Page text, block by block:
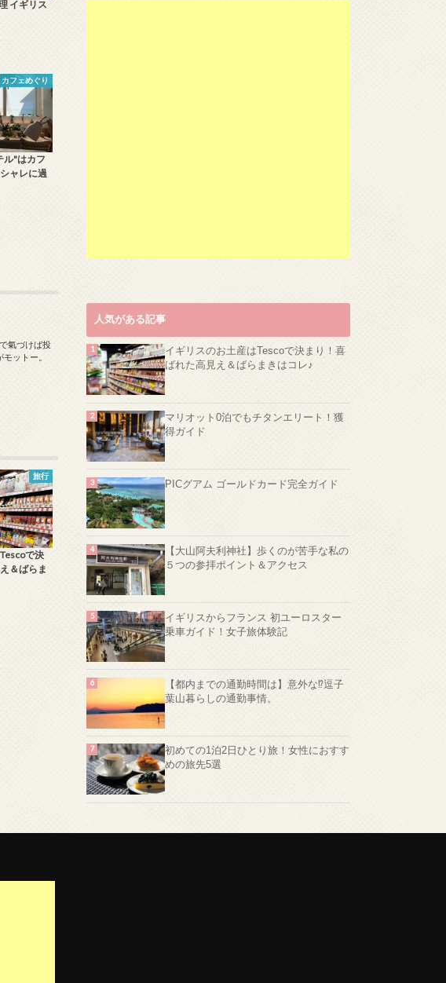
イギリス
カフェめぐり
ル"はカフ
ャレに過
氣づけば投
ットー。
旅行
で決
＆ばらま
人気がある記事
イギリスのお土産はTescoで決まり！喜
ばれた高見え＆ばらまきはコレ♪
マリオット0泊でもチタンエリート！獲
得ガイド
PICグアム ゴールドカード完全ガイド
【大山阿夫利神社】歩くのが苦手な私の
５つの参拝ポイント＆アクセス
イギリスからフランス 初ユーロスター
乗車ガイド！女子旅体験記
【都内までの通勤時間は】意外な⁉️逗子
葉山暮らしの通勤事情。
初めての1泊2日ひとり旅！女性におすす
めの旅先5選